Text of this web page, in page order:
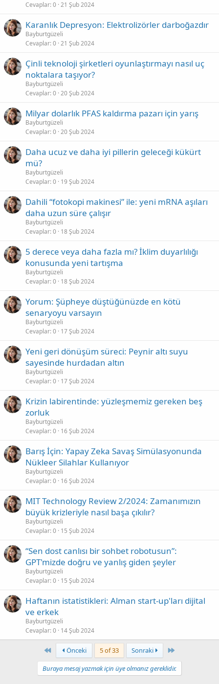
Cevaplar 0 21 Şub 2024
Karanlık Depresyon: Elektrolizörler darboğazdır
Bayburtgüzeli
Cevaplar 0 21 Şub 2024
Çinli teknoloji şirketleri oyunlaştırmayı nasıl uç
noktalara taşıyor?
Bayburtgüzeli
Cevaplar 0 20 Şub 2024
Milyar dolarlık PFAS kaldırma pazarı için yarış
Bayburtgüzeli
Cevaplar 0 20 Şub 2024
Daha ucuz ve daha iyi pillerin geleceği kükürt
mü?
Bayburtgüzeli
Cevaplar 0 19 Şub 2024
Dahili “fotokopi makinesi” ile: yeni mRNA aşıları
daha uzun süre çalışır
Bayburtgüzeli
Cevaplar 0 18 Şub 2024
5 derece veya daha fazla mı? İklim duyarlılığı
konusunda yeni tartışma
Bayburtgüzeli
Cevaplar 0 18 Şub 2024
Yorum: Şüpheye düştüğünüzde en kötü
senaryoyu varsayın
Bayburtgüzeli
Cevaplar 0 17 Şub 2024
Yeni geri dönüşüm süreci: Peynir altı suyu
sayesinde hurdadan altın
Bayburtgüzeli
Cevaplar 0 17 Şub 2024
Krizin labirentinde: yüzleşmemiz gereken beş
zorluk
Bayburtgüzeli
Cevaplar 0 16 Şub 2024
Barış İçin: Yapay Zeka Savaş Simülasyonunda
Nükleer Silahlar Kullanıyor
Bayburtgüzeli
Cevaplar 0 16 Şub 2024
MIT Technology Review 2/2024: Zamanımızın
büyük krizleriyle nasıl başa çıkılır?
Bayburtgüzeli
Cevaplar 0 15 Şub 2024
“Sen dost canlısı bir sohbet robotusun”:
GPT'mizde doğru ve yanlış giden şeyler
Bayburtgüzeli
Cevaplar 0 15 Şub 2024
Haftanın istatistikleri: Alman start-up'ları dijital
ve erkek
Bayburtgüzeli
Cevaplar 0 14 Şub 2024
First Önceki 5 of 33 Sonraki Last
Buraya mesaj yazmak için üye olmanız gereklidir.